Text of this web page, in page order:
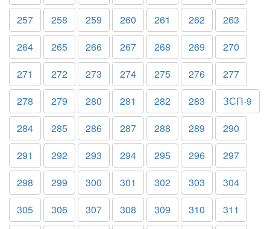
257
258 259 260 261 262
263
264
265 266 267 268 269
270
271
272 273 274 275 276
277
278
279 280 281 282 283
ЗСП-9
284
285 286 287 288 289
290
291
292 293 294 295 296
297
298
299 300 301 302 303
304
305
306 307 308 309 310
311